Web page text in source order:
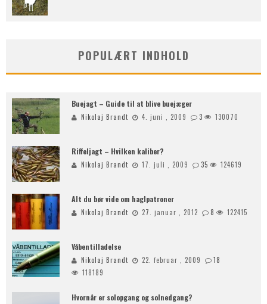
POPULÆRT INDHOLD
Buejagt – Guide til at blive buejæger
Nikolaj Brandt 4. juni , 2009 3 130070
Riffeljagt – Hvilken kaliber?
Nikolaj Brandt 17. juli , 2009 35 124619
Alt du bør vide om haglpatroner
Nikolaj Brandt 27. januar , 2012 8 122415
Våbentilladelse
Nikolaj Brandt 22. februar , 2009
18
118189
Hvornår er solopgang og solnedgang?